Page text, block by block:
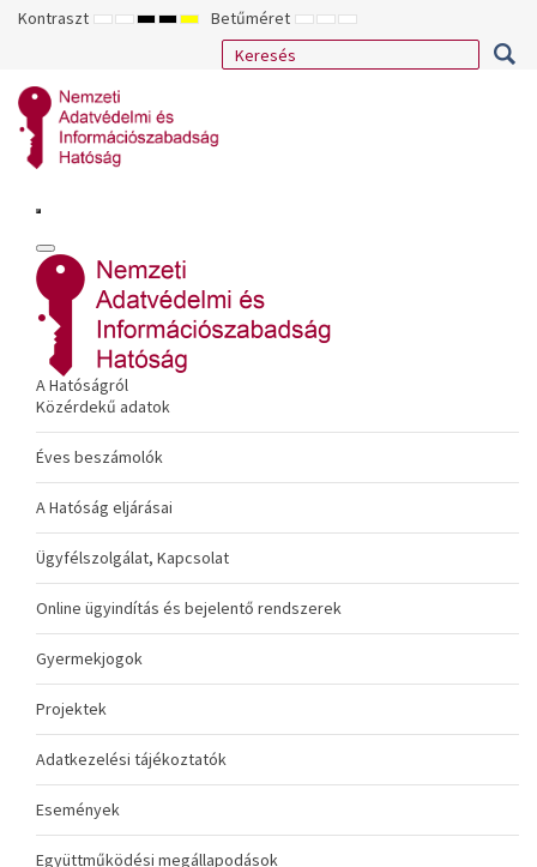
Kontraszt ALAPÉRTELMEZETT
ÉJSZAKAI
NAGY
KONTRASZTÚ
NAGY
KONTRASZTÚ
NAGY
KONTRASZTÚ
SÁRGA
FEKETE
Betűméret KISEBB
BETŰTÍPUS
ALAPÉRTELMEZETT
BETŰMÉRET
NAGYOBB
BETŰMÉRET
A Hatóságról
Közérdekű adatok
Éves beszámolók
A Hatóság eljárásai
Ügyfélszolgálat, Kapcsolat
Online ügyindítás és bejelentő rendszerek
Gyermekjogok
Projektek
Adatkezelési tájékoztatók
Események
Együttműködési megállapodások